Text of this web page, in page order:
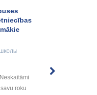
roku